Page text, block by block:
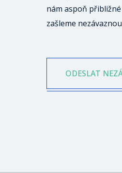
nám aspoň
zašleme
ODESLAT